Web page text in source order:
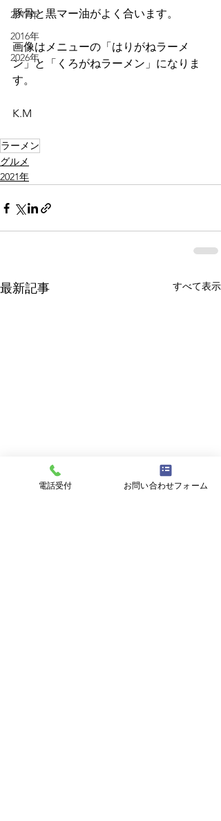
2017年
2016年
2026年
豚骨と黒マー油がよく合います。
画像はメニューの「はりがねラーメ
ン」と「くろがねラーメン」になりま
す。
K.M
ラーメン
グルメ
2021年
最新記事 すべて表示
電話受付 お問い合わせフォーム